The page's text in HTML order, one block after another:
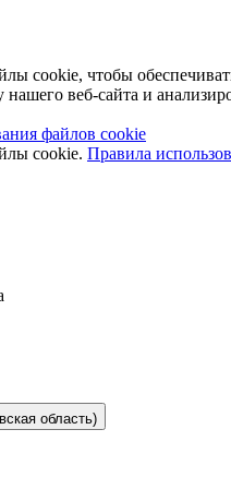
cookie, чтобы
веб-сайта и
файлов cookie
cookie. Правила
область)